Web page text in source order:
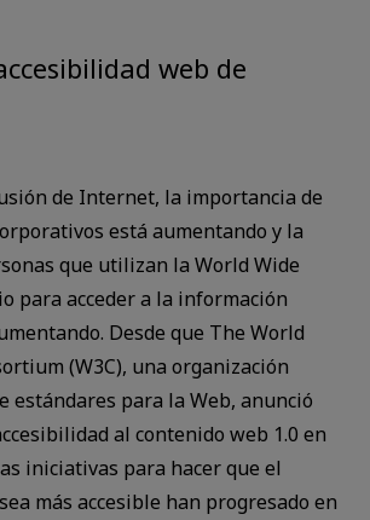
web de
de Internet, la importancia de
está aumentando y la
que utilizan la World Wide
para acceder a la información
Desde que The World
(W3C), una organización
estándares para la Web, anunció
al contenido web 1.0 en
iniciativas para hacer que el
más accesible han progresado en